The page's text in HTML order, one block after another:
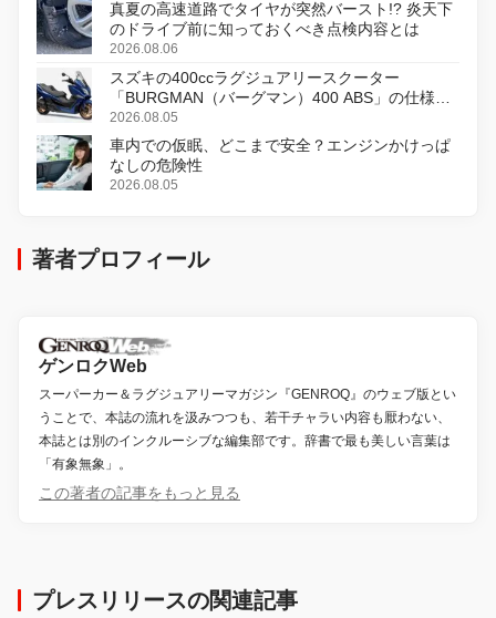
真夏の高速道路でタイヤが突然バースト!? 炎天下
のドライブ前に知っておくべき点検内容とは
2026.08.06
スズキの400ccラグジュアリースクーター
「BURGMAN（バーグマン）400 ABS」の仕様を
変更し、8月18日に発売
2026.08.05
車内での仮眠、どこまで安全？エンジンかけっぱ
なしの危険性
2026.08.05
著者プロフィール
ゲンロクWeb
スーパーカー＆ラグジュアリーマガジン『GENROQ』のウェブ版とい
うことで、本誌の流れを汲みつつも、若干チャラい内容も厭わない、
本誌とは別のインクルーシブな編集部です。辞書で最も美しい言葉は
「有象無象」。
この著者の記事をもっと見る
プレスリリースの関連記事